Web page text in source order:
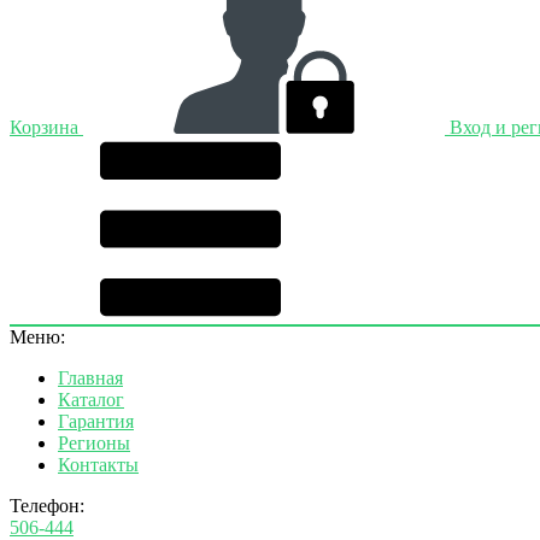
Корзина Вход и
Меню:
Главная
Каталог
Гарантия
Регионы
Контакты
Телефон:
506-444